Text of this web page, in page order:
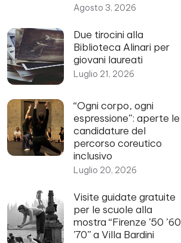
Agosto 3, 2026
Due tirocini alla
Biblioteca Alinari per
giovani laureati
Luglio 21, 2026
“Ogni corpo, ogni
espressione”: aperte le
candidature del
percorso coreutico
inclusivo
Luglio 20, 2026
Visite guidate gratuite
per le scuole alla
mostra “Firenze ’50 ’60
’70” a Villa Bardini